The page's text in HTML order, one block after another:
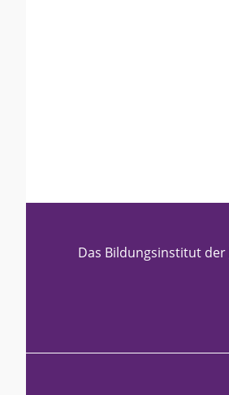
Das Bildungsinstitut der